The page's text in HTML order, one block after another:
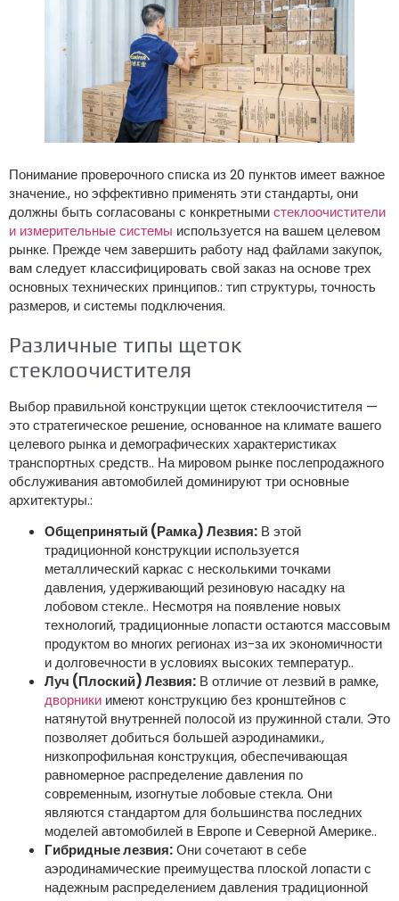
Понимание проверочного списка из 20 пунктов имеет важное
значение., но эффективно применять эти стандарты, они
должны быть согласованы с конкретнымистеклоочистители
и измерительные системы используется на вашем целевом
рынке. Прежде чем завершить работу над файлами закупок,
вам следует классифицировать свой заказ на основе трех
основных технических принципов.: тип структуры, точность
размеров, и системы подключения.
Различные типы щеток
стеклоочистителя
Выбор правильной конструкции щеток стеклоочистителя —
это стратегическое решение, основанное на климате вашего
целевого рынка и демографических характеристиках
транспортных средств.. На мировом рынке послепродажного
обслуживания автомобилей доминируют три основные
архитектуры.:
Общепринятый (Рамка) Лезвия: В этой
традиционной конструкции используется
металлический каркас с несколькими точками
давления, удерживающий резиновую насадку на
лобовом стекле.. Несмотря на появление новых
технологий, традиционные лопасти остаются массовым
продуктом во многих регионах из-за их экономичности
и долговечности в условиях высоких температур..
Луч (Плоский) Лезвия: В отличие от лезвий в рамке,
дворники имеют конструкцию без кронштейнов с
натянутой внутренней полосой из пружинной стали. Это
позволяет добиться большей аэродинамики.,
низкопрофильная конструкция, обеспечивающая
равномерное распределение давления по
современным, изогнутые лобовые стекла. Они
являются стандартом для большинства последних
моделей автомобилей в Европе и Северной Америке..
Гибридные лезвия:Они сочетают в себе
аэродинамические преимущества плоской лопасти с
надежным распределением давления традиционной